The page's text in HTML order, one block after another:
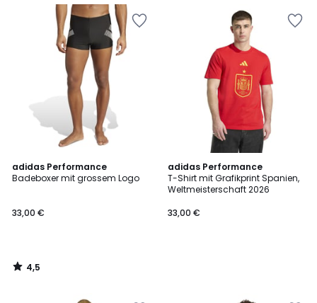
adidas Performance
Badeboxer mit grossem Logo
33,00 €
4,5
/ 5
4,5
/
adidas Performance
T-Shirt mit Grafikprint Spanien,
Weltmeisterschaft 2026
33,00 €